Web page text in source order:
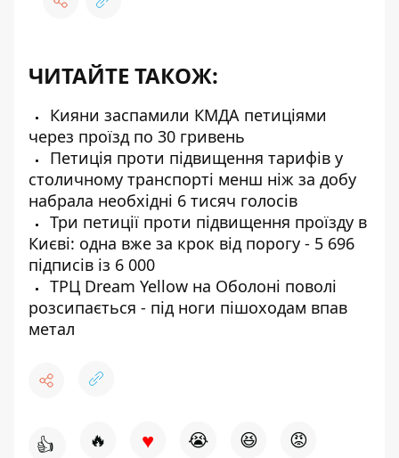
ЧИТАЙТЕ ТАКОЖ:
Кияни заспамили КМДА петиціями
через проїзд по 30 гривень
Петиція проти підвищення тарифів у
столичному транспорті менш ніж за добу
набрала необхідні 6 тисяч голосів
Три петиції проти підвищення проїзду в
Києві: одна вже за крок від порогу - 5 696
підписів із 6 000
ТРЦ Dream Yellow на Оболоні поволі
розсипається - під ноги пішоходам впав
метал
👍 🔥 ♥ 😭 😆 😡